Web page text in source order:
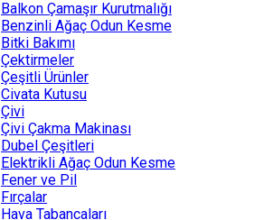
Balkon Çamaşır Kurutmalığı
Benzinli Ağaç Odun Kesme
Bitki Bakımı
Çektirmeler
Çeşitli Ürünler
Civata Kutusu
Çivi
Çivi Çakma Makinası
Dubel Çeşitleri
Elektrikli Ağaç Odun Kesme
Fener ve Pil
Fırçalar
Hava Tabancaları